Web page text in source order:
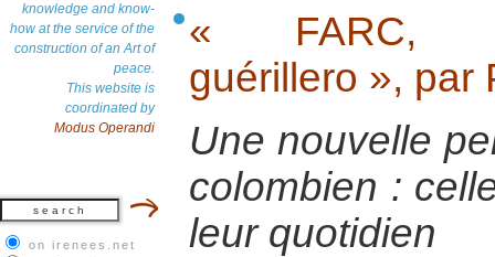
knowledge and know-
how at the service of the
construction of an Art of
peace.
This website is
coordinated by
Modus Operandi
on irenees.net
« FARC,
guérillero », par
Une nouvelle
colombien :
leur quotidien